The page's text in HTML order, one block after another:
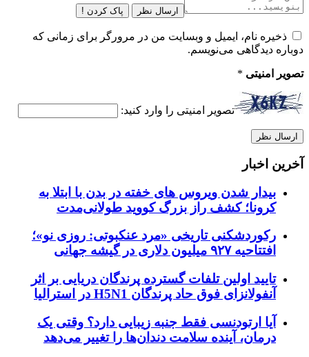
ارسال نظر پاک کردن !
ذخیره نام، ایمیل و وبسایت من در مرورگر برای زمانی که
دوباره دیدگاهی می‌نویسم.
تصویر امنیتی *
تصویر امنیتی را وارد کنید:
آخرین اخبار
بیدار شدن ویروس‌ های خفته در بدن با ابتلا به
کرونا؛ کشف راز بزرگ کووید طولانی‌مدت
رکوردشکنی تاریخی «مرد عنکبوتی: روزی نو»؛
افتتاحیه ۹۲۷ میلیون دلاری در گیشه جهانی
تایید اولین تلفات گسترده پرندگان دریایی بر اثر
آنفولانزای فوق حاد پرندگان H5N1 در استرالیا
آیا ارتودنسی فقط جنبه زیبایی دارد؟ وقتی یک
درمان، آینده سلامت دندان‌ها را تغییر می‌دهد